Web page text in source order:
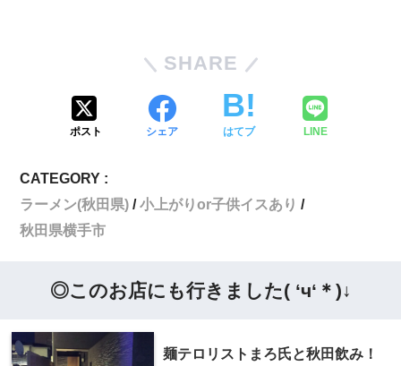
SHARE
ポスト シェア はてブ LINE
CATEGORY :
ラーメン(秋田県)
小上がりor子供イスあり
秋田県横手市
◎このお店にも行きました( ‘ч‘＊)↓
麺テロリストまろ氏と秋田飲み！